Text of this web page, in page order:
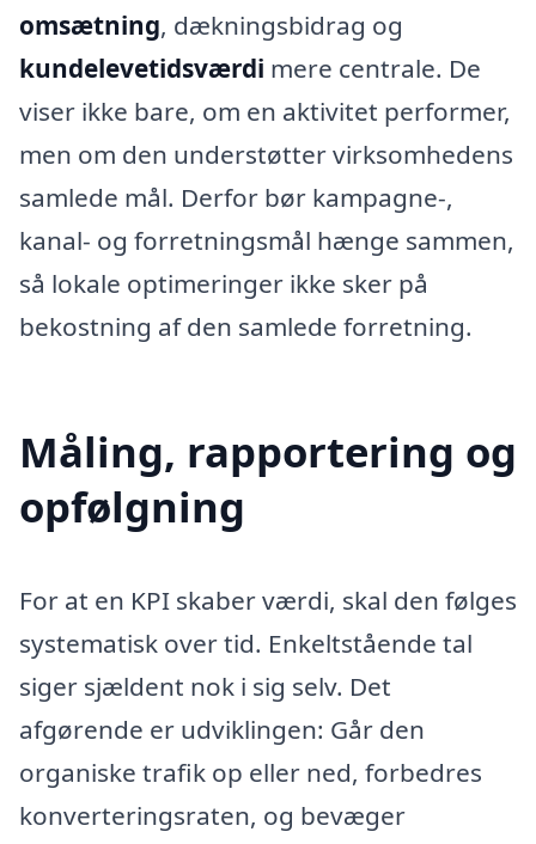
omsætning, dækningsbidrag og
kundelevetidsværdi mere centrale. De
viser ikke bare, om en aktivitet performer,
men om den understøtter virksomhedens
samlede mål. Derfor bør kampagne-,
kanal- og forretningsmål hænge sammen,
så lokale optimeringer ikke sker på
bekostning af den samlede forretning.
Måling, rapportering og
opfølgning
For at en KPI skaber værdi, skal den følges
systematisk over tid. Enkeltstående tal
siger sjældent nok i sig selv. Det
afgørende er udviklingen: Går den
organiske trafik op eller ned, forbedres
konverteringsraten, og bevæger